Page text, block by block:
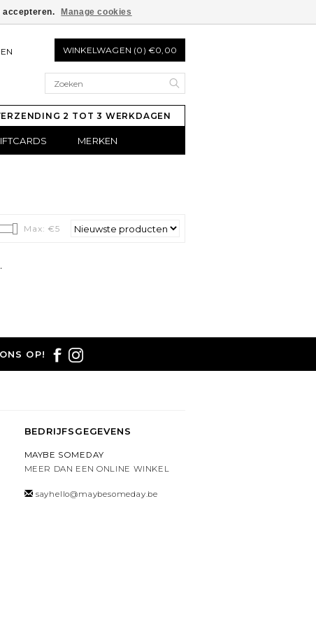
WINKELWAGEN (0) €0,00
2 TOT 3 WERKDAGEN
MERKEN
Max: €5
accepteren. Manage cookies
OP!
BEDRIJFSGEGEVENS
MAYBE SOMEDAY
MEER DAN EEN ONLINE WINKEL
sayhello@maybesomeday.be